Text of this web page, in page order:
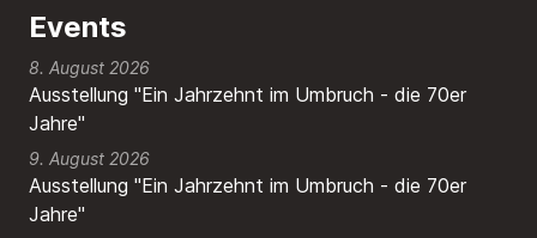
Events
8. August 2026
Ausstellung "Ein Jahrzehnt im Umbruch - die 70er
Jahre"
9. August 2026
Ausstellung "Ein Jahrzehnt im Umbruch - die 70er
Jahre"